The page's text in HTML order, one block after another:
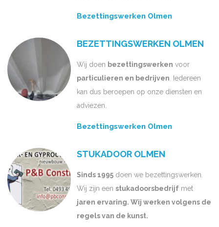
Bezettingswerken Olmen
BEZETTINGSWERKEN OLMEN
Wij doen bezettingswerken voor
particulieren en bedrijven. Iedereen
kan dus beroepen op onze diensten en
adviezen.
Bezettingswerken Olmen
STUKADOOR OLMEN
Sinds 1995 doen we bezettingswerken.
Wij zijn een stukadoorsbedrijf met
jaren ervaring. Wij werken volgens de
regels van de kunst.